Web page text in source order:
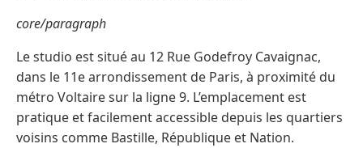
core/paragraph
Le studio est situé au 12 Rue Godefroy Cavaignac,
dans le 11e arrondissement de Paris, à proximité du
métro Voltaire sur la ligne 9. L’emplacement est
pratique et facilement accessible depuis les quartiers
voisins comme Bastille, République et Nation.